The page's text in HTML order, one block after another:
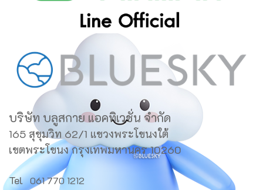
บริษัท บลูสกาย แอคทิเวชั่น จำกัด
165 สุขุมวิท 62/1 แขวงพระโขนงใต้
เขตพระโขนง กรุงเทพมหานคร 10260
Tel061 770 1212